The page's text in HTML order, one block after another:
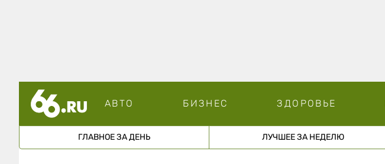
АВТО БИЗНЕС ЗДОРОВЬЕ
ГЛАВНОЕ ЗА ДЕНЬ ЛУЧШЕЕ ЗА НЕДЕЛЮ